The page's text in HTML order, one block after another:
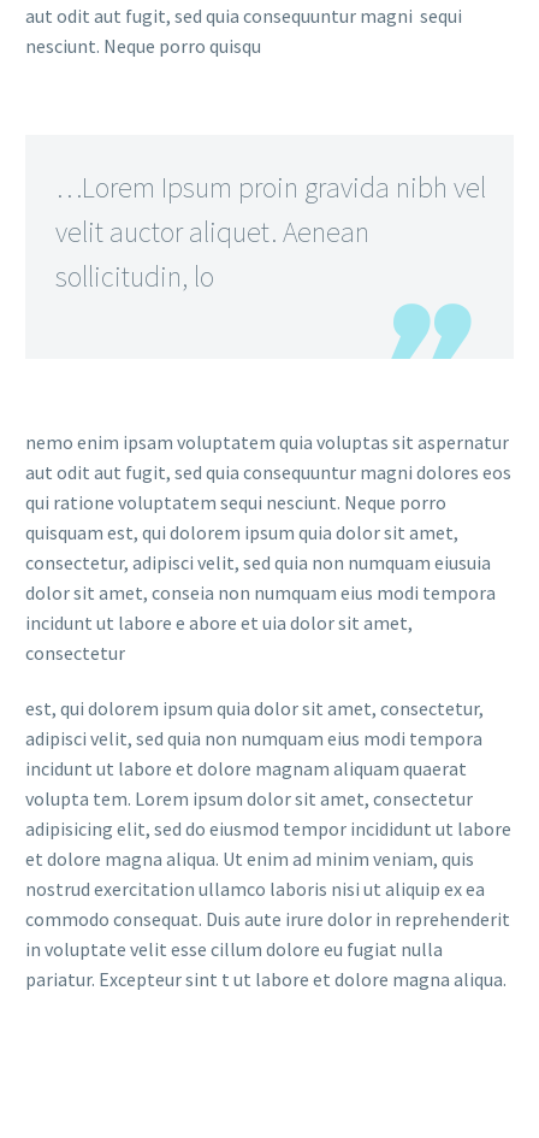
aut odit aut fugit, sed quia consequuntur magni sequi
nesciunt. Neque porro quisqu
…Lorem Ipsum proin gravida nibh vel
velit auctor aliquet. Aenean
sollicitudin, lo
nemo enim ipsam voluptatem quia voluptas sit aspernatur
aut odit aut fugit, sed quia consequuntur magni dolores eos
qui ratione voluptatem sequi nesciunt. Neque porro
quisquam est, qui dolorem ipsum quia dolor sit amet,
consectetur, adipisci velit, sed quia non numquam eiusuia
dolor sit amet, conseia non numquam eius modi tempora
incidunt ut labore e abore et uia dolor sit amet,
consectetur
est, qui dolorem ipsum quia dolor sit amet, consectetur,
adipisci velit, sed quia non numquam eius modi tempora
incidunt ut labore et dolore magnam aliquam quaerat
volupta tem. Lorem ipsum dolor sit amet, consectetur
adipisicing elit, sed do eiusmod tempor incididunt ut labore
et dolore magna aliqua. Ut enim ad minim veniam, quis
nostrud exercitation ullamco laboris nisi ut aliquip ex ea
commodo consequat. Duis aute irure dolor in reprehenderit
in voluptate velit esse cillum dolore eu fugiat nulla
pariatur. Excepteur sint t ut labore et dolore magna aliqua.